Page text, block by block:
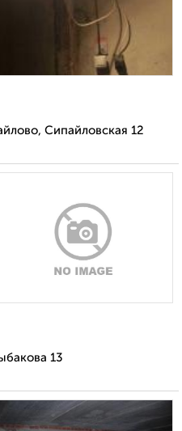
Сипайловская 12
13